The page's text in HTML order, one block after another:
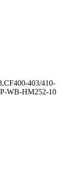
403/410-
WB-HM252-10